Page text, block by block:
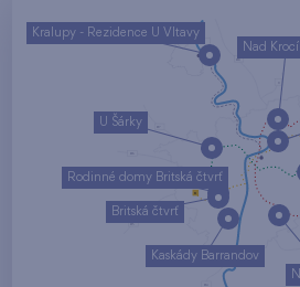
U Šárky
Kaskády Barrandov
Nad
Rodinné domy Britská čtvrť
Britská čtvrť
Kralupy - Rezidence U Vltavy